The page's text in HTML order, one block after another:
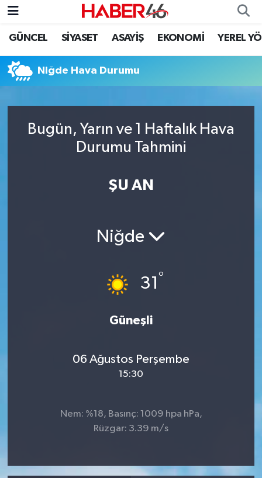
GÜNCEL SİYASET ASAYİŞ EKONOMİ YEREL
Niğde Hava Durumu
Bugün, Yarın ve 1 Haftalık Hava
Durumu Tahmini
ŞU AN
Niğde
31 °
Güneşli
06 Ağustos Perşembe
15:30
Nem: %18, Basınç: 1009 hpa hPa,
Rüzgar: 3.39 m/s
GÜNCEL
SİYASET
EKONOMİ
SPOR
İLÇE HABERLERİ
Nöbetçi Eczaneler
Hava Durumu
Kahramanmaraş Namaz Vakitleri
Trafik Durumu